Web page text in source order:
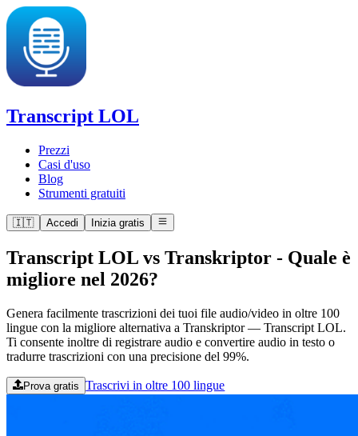
Transcript LOL
Prezzi
Casi d'uso
Blog
Strumenti gratuiti
🇮🇹 Accedi Inizia gratis
Transcript LOL vs Transkriptor - Quale è
migliore nel 2026?
Genera facilmente trascrizioni dei tuoi file audio/video in oltre 100
lingue con la migliore alternativa a Transkriptor — Transcript LOL.
Ti consente inoltre di registrare audio e convertire audio in testo o
tradurre trascrizioni con una precisione del 99%.
Prova gratis Trascrivi in oltre 100 lingue